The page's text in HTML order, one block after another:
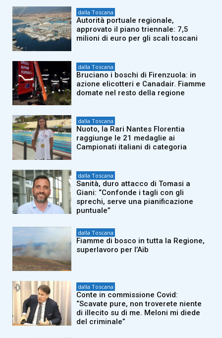
dalla Toscana
Autorità portuale regionale,
approvato il piano triennale: 7,5
milioni di euro per gli scali toscani
dalla Toscana
Bruciano i boschi di Firenzuola: in
azione elicotteri e Canadair. Fiamme
domate nel resto della regione
dalla Toscana
Nuoto, la Rari Nantes Florentia
raggiunge le 21 medaglie ai
Campionati italiani di categoria
dalla Toscana
Sanità, duro attacco di Tomasi a
Giani: “Confonde i tagli con gli
sprechi, serve una pianificazione
puntuale”
dalla Toscana
Fiamme di bosco in tutta la Regione,
superlavoro per l’Aib
dalla Toscana
Conte in commissione Covid:
“Scavate pure, non troverete niente
di illecito su di me. Meloni mi diede
del criminale”